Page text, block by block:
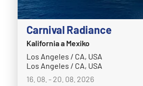
Carnival Radiance
Kalifornia a Mexiko
Los Angeles / CA, USA
Los Angeles / CA, USA
16. 08. - 20. 08. 2026